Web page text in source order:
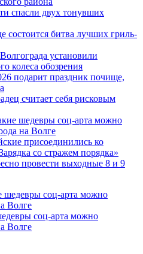
спасли двух тонувших
состоится битва лучших гриль-
установили
колеса обозрения
подарит праздник почище,
считает себя рисковым
шедевры соц-арта можно
на Волге
присоединились ко
со стражем порядка»
провести выходные 8 и 9
соц-арта можно
Волге